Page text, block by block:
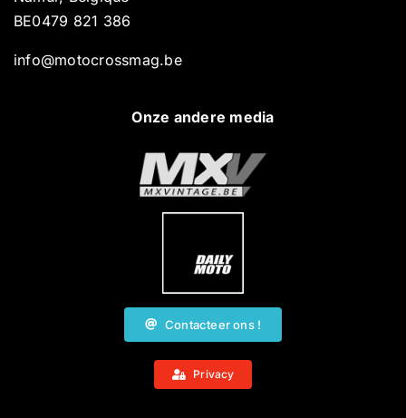
BE0479 821 386
info@motocrossmag.be
Onze andere media
Contacteer ons !
Privacy